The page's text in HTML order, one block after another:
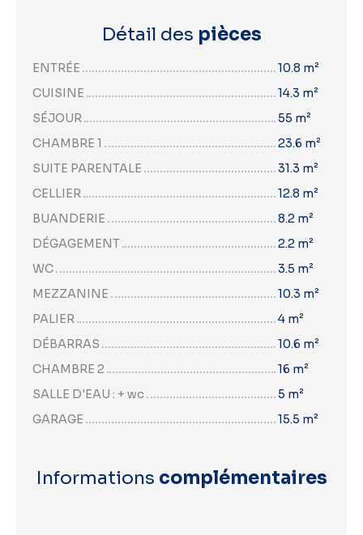
Détail des pièces
ENTRÉE
10.8 m²
CUISINE
14.3 m²
SÉJOUR
55 m²
CHAMBRE 1
23.6 m²
SUITE PARENTALE
31.3 m²
CELLIER
12.8 m²
BUANDERIE
8.2 m²
DÉGAGEMENT
2.2 m²
WC
3.5 m²
MEZZANINE
10.3 m²
PALIER
4 m²
DÉBARRAS
10.6 m²
CHAMBRE 2
16 m²
SALLE D'EAU : + wc
5 m²
GARAGE
15.5 m²
Informations complémentaires